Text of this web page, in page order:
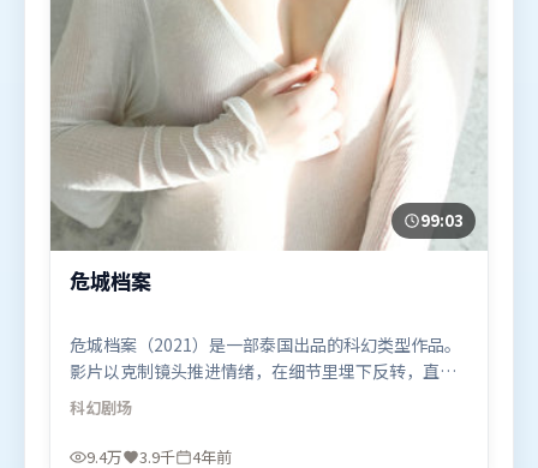
99:03
危城档案
危城档案（2021）是一部泰国出品的科幻类型作品。
影片以克制镜头推进情绪，在细节里埋下反转，直至
最后一刻才揭开谜底。视听风格统一而富有实验感，
配乐与画面情绪贴合。由拉吉库马尔·希拉尼执导，
孙艺珍、弗洛伦丝·皮尤、王景春，胡歌等联袂出
科幻剧场
9.4万 3.9千 4年前